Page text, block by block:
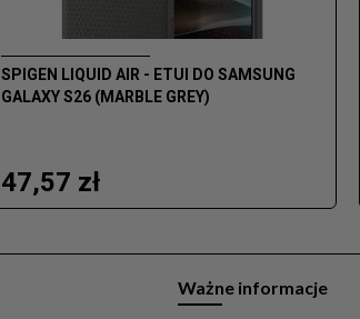
SPIGEN LIQUID AIR - ETUI DO SAMSUNG
GALAXY S26 (MARBLE GREY)
47,57 zł
Ważne informacje